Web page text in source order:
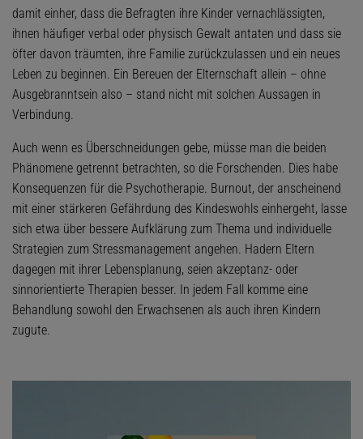
damit einher, dass die Befragten ihre Kinder vernachlässigten,
ihnen häufiger verbal oder physisch Gewalt antaten und dass sie
öfter davon träumten, ihre Familie zurückzulassen und ein neues
Leben zu beginnen. Ein Bereuen der Elternschaft allein – ohne
Ausgebranntsein also – stand nicht mit solchen Aussagen in
Verbindung.
Auch wenn es Überschneidungen gebe, müsse man die beiden
Phänomene getrennt betrachten, so die Forschenden. Dies habe
Konsequenzen für die Psychotherapie. Burnout, der anscheinend
mit einer stärkeren Gefährdung des Kindeswohls einhergeht, lasse
sich etwa über bessere Aufklärung zum Thema und individuelle
Strategien zum Stressmanagement angehen. Hadern Eltern
dagegen mit ihrer Lebensplanung, seien akzeptanz- oder
sinnorientierte Therapien besser. In jedem Fall komme eine
Behandlung sowohl den Erwachsenen als auch ihren Kindern
zugute.